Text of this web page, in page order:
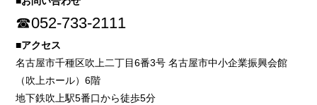
☎052-733-2111
■アクセス
名古屋市千種区吹上二丁目6番3号 名古屋市中小企業振興会館
（吹上ホール）6階
地下鉄吹上駅5番口から徒歩5分